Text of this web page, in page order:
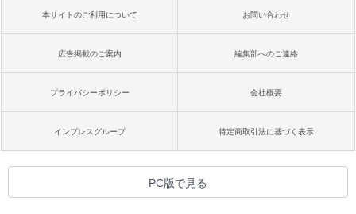
本サイトのご利用について お問い合わせ
広告掲載のご案内 編集部へのご連絡
プライバシーポリシー 会社概要
インプレスグループ 特定商取引法に基づく表示
PC版で見る